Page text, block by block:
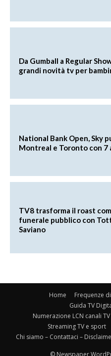
Da Gumball a Regular
grandi novità tv per
National Bank Open, Sky
Montreal e Toronto con 7
TV8 trasforma il roast
funerale pubblico con
Saviano
Home
Frequenze
Guida TV
Numerazione LCN canali
Streaming TV e sport
Chi siamo – Contattaci –